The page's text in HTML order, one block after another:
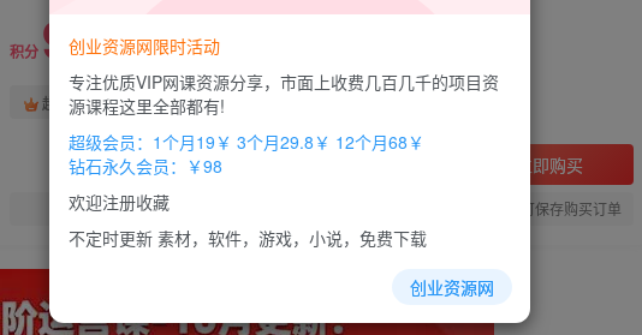
积分 9.9
超级会员免费 钻石会员
立即购买
您当前未登录！建议登陆后购买，办理会员包月更省钱，可保存购买订单
创业资源网限时活动
专注优质VIP网课资源分享，市面上收费几百几千的项目资
源课程这里全部都有!
超级会员：1个月19￥ 3个月29.8￥ 12个月68￥
钻石永久会员：￥98
欢迎注册收藏
不定时更新 素材，软件，游戏，小说，免费下载
创业资源网